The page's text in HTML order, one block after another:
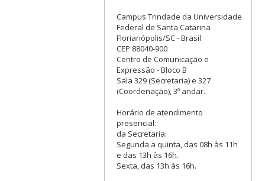
Campus Trindade da Universidade
Federal de Santa Catarina
Florianópolis/SC - Brasil
CEP 88040-900
Centro de Comunicação e
Expressão - Bloco B
Sala 329 (Secretaria) e 327
(Coordenação), 3º andar.
Horário de atendimento
presencial:
da Secretaria:
Segunda a quinta, das 08h às 11h
e das 13h às 16h.
Sexta, das 13h às 16h.